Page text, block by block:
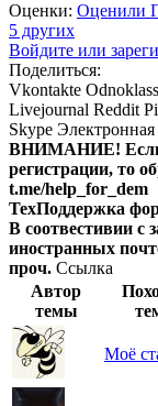
Оценки: Оценили
5 других
Войдите или
Поделиться:
Vkontakte
Livejournal Reddit
Skype Электронная
ВНИМАНИЕ! Ecли
регистрации, то
t.me/help_for_dem
ТехПоддержка
В соотвестивии с
иностранных
проч. Ссылка
Автор
темы
Моё